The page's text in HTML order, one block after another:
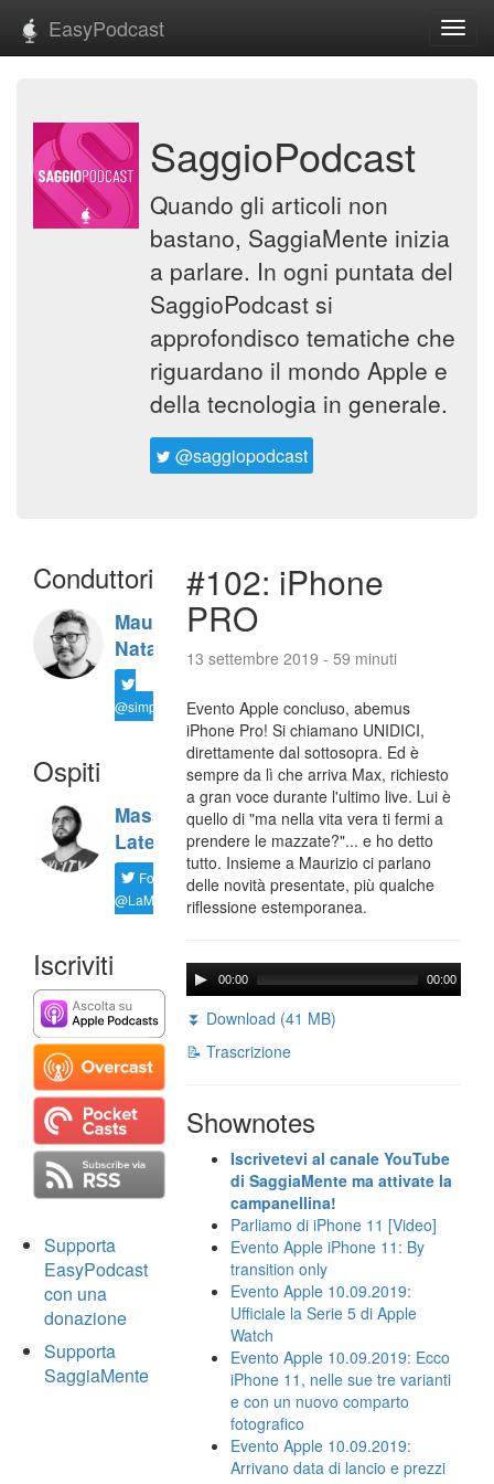
EasyPodcast
SaggioPodcast
Quando gli articoli non
bastano, SaggiaMente inizia
a parlare. In ogni puntata del
SaggioPodcast si
approfondisco tematiche che
riguardano il mondo Apple e
della tecnologia in generale.
@saggiopodcast
Conduttori
Maurizio
Natali
@simplemal
Ospiti
Massimiliano
Latella
Follow
@LaMaxImages
Iscriviti
Supporta
EasyPodcast
con una
donazione
Supporta
SaggiaMente
#102: iPhone
PRO
13 settembre 2019 - 59 minuti
Evento Apple concluso, abemus
iPhone Pro! Si chiamano UNIDICI,
direttamente dal sottosopra. Ed è
sempre da lì che arriva Max, richiesto
a gran voce durante l'ultimo live. Lui è
quello di "ma nella vita vera ti fermi a
prendere le mazzate?"... e ho detto
tutto. Insieme a Maurizio ci parlano
delle novità presentate, più qualche
riflessione estemporanea.
00:00 00:00
⏬ Download (41 MB)
📝 Trascrizione
Shownotes
Iscrivetevi al canale YouTube
di SaggiaMente ma attivate la
campanellina!
Parliamo di iPhone 11 [Video]
Evento Apple iPhone 11: By
transition only
Evento Apple 10.09.2019:
Ufficiale la Serie 5 di Apple
Watch
Evento Apple 10.09.2019: Ecco
iPhone 11, nelle sue tre varianti
e con un nuovo comparto
fotografico
Evento Apple 10.09.2019:
Arrivano data di lancio e prezzi